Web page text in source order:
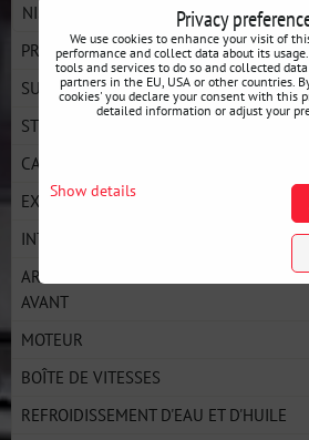
NISSAN
PRO LINE - PERFORMANCE ULTIME
SUSPENSION
STRONGFLEX
CARROSSERIE DE RENFORTS
EXTÉRIEUR
INTÉRIEUR
ARCEAUX DE SÉCURITÉ ET BARRES DE
AVANT
MOTEUR
BOÎTE DE VITESSES
REFROIDISSEMENT D'EAU ET D'HUILE
Privacy
We use cookies to enhance your visit of
performance and collect data about its
tools and services to do so and collected
partners in the EU, USA or other countries.
cookies' you declare your consent with this
detailed information or adjust your
Show details